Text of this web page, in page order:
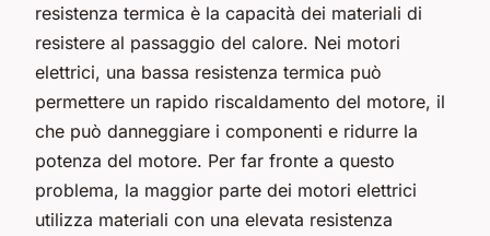
resistenza termica è la capacità dei materiali di
resistere al passaggio del calore. Nei motori
elettrici, una bassa resistenza termica può
permettere un rapido riscaldamento del motore, il
che può danneggiare i componenti e ridurre la
potenza del motore. Per far fronte a questo
problema, la maggior parte dei motori elettrici
utilizza materiali con una elevata resistenza